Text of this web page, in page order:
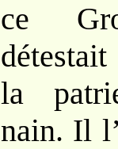
ce
la
nain. Il